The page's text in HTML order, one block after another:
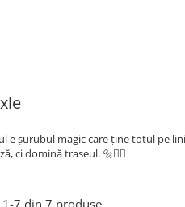
e șurubul magic care ține totul pe
ci domină traseul. 🔩🚴‍♂️
1-7 din 7 produse